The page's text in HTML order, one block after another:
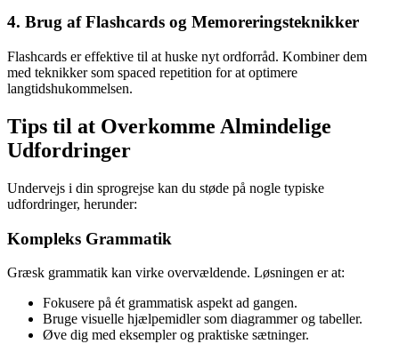
4. Brug af Flashcards og Memoreringsteknikker
Flashcards er effektive til at huske nyt ordforråd. Kombiner dem
med teknikker som spaced repetition for at optimere
langtidshukommelsen.
Tips til at Overkomme Almindelige
Udfordringer
Undervejs i din sprogrejse kan du støde på nogle typiske
udfordringer, herunder:
Kompleks Grammatik
Græsk grammatik kan virke overvældende. Løsningen er at:
Fokusere på ét grammatisk aspekt ad gangen.
Bruge visuelle hjælpemidler som diagrammer og tabeller.
Øve dig med eksempler og praktiske sætninger.